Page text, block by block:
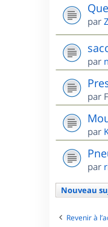
par
par
par
par
par
Nouveau
Revenir à